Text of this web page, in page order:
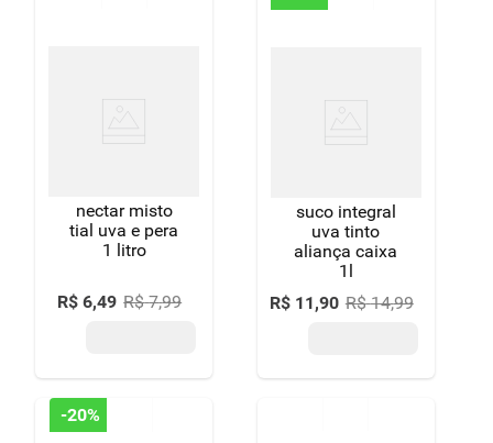
nectar misto
tial uva e pera
1 litro
R$ 6,49 R$ 7,99
suco integral
uva tinto
aliança caixa
1l
R$ 11,90 R$ 14,99
-20%